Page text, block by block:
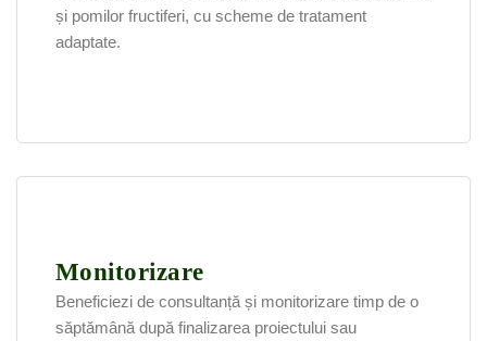
și pomilor fructiferi, cu scheme de tratament
adaptate.
Monitorizare
Beneficiezi de consultanță și monitorizare timp de o
săptămână după finalizarea proiectului sau